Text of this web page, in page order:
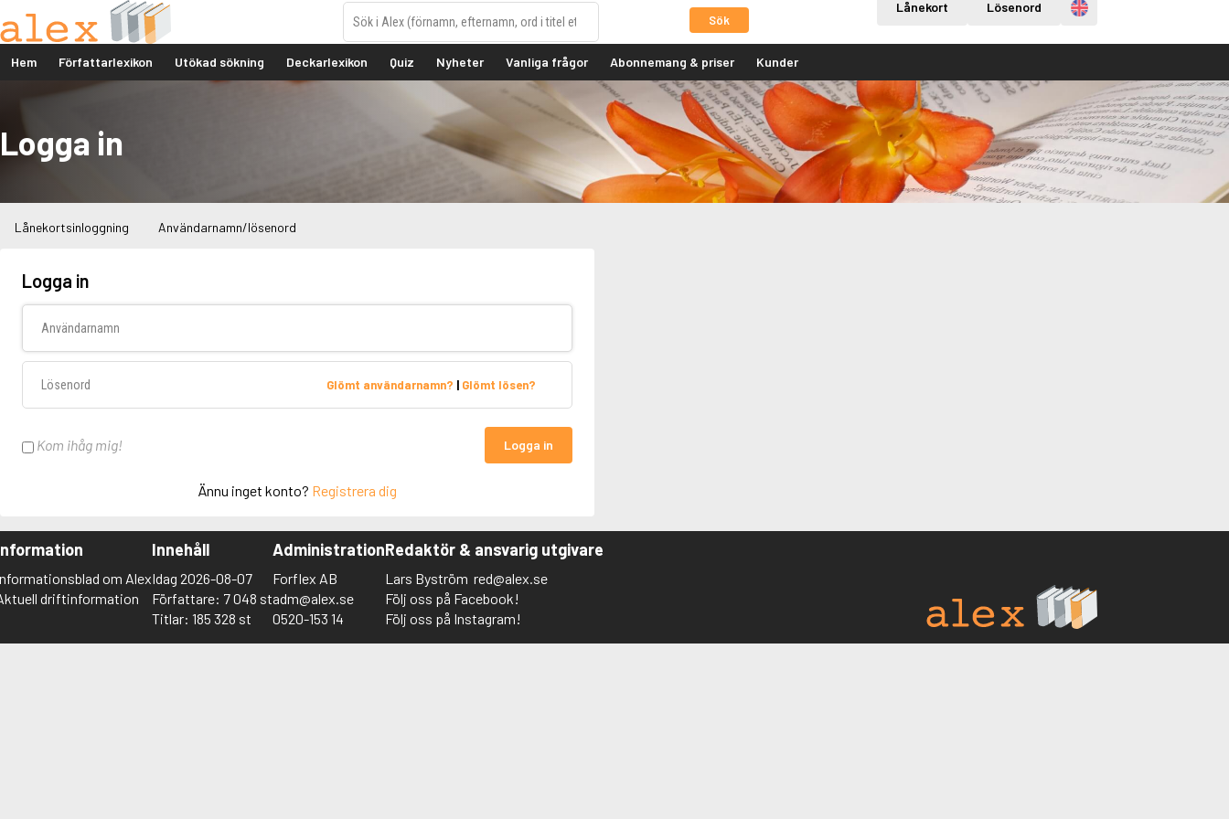
Sök
Lånekort Lösenord Engelska
Hem Författarlexikon Utökad sökning Deckarlexikon Quiz Nyheter Vanliga frågor Abonnemang & priser Kunder
Logga in
Lånekortsinloggning Användarnamn/lösenord
Logga in
Glömt användarnamn? | Glömt lösen?
Kom ihåg mig! Logga in
Ännu inget konto? Registrera dig
om Alex
driftinformation
Innehåll
Idag 2026-08-07
Författare: 7 048 st
Titlar: 185 328 st
Administration
Forflex AB
adm@alex.se
0520-153 14
Redaktör & ansvarig utgivare
Lars Byström red@alex.se
Följ oss på Facebook!
Följ oss på Instagram!